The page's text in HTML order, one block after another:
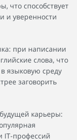
что способствует
и уверенности
при написании
слова, что
языковую среду
заговорить
карьеры:
IT-профессий